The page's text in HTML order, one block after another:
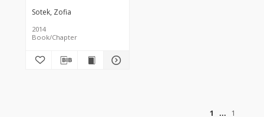
Sotek, Zofia
2014
Book/Chapter
1
1